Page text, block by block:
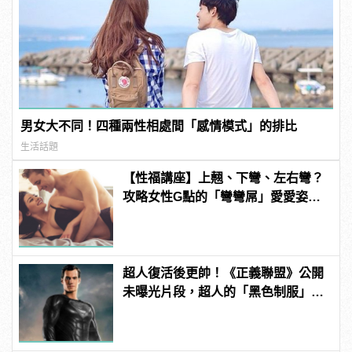
男女大不同！四種兩性相處間「感情模式」的排比
生活話題
【性福講座】上翹、下彎、左右彎？
攻略女性G點的「彎彎屌」愛愛姿勢
超人復活後更帥！《正義聯盟》公開
未曝光片段，超人的「黑色制服」首